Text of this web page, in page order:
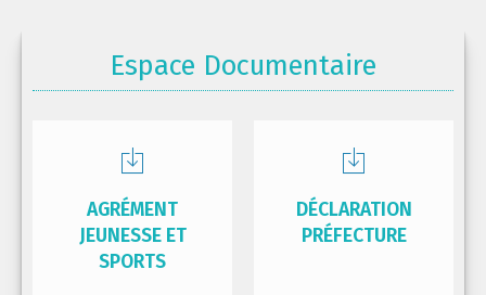
Espace Documentaire
AGRÉMENT
JEUNESSE ET
SPORTS
DÉCLARATION
PRÉFECTURE